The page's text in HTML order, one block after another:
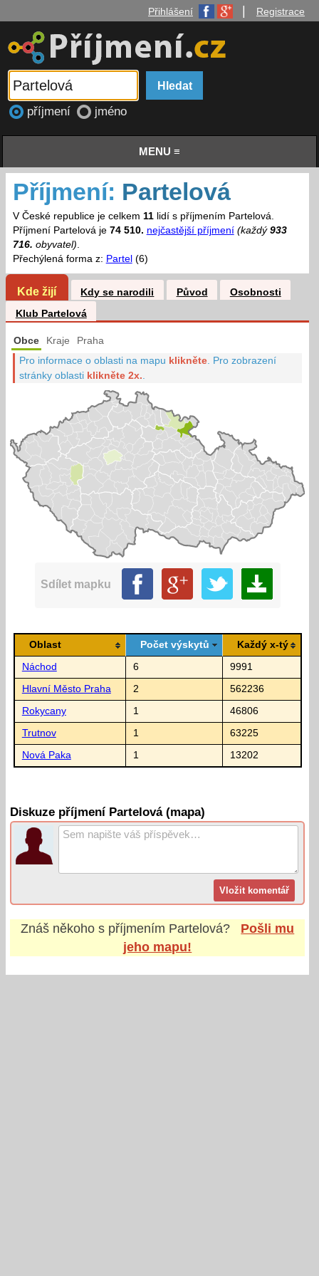
Přihlášení Registrace
příjmení jméno
MENU ≡
Příjmení: Partelová
V České republice je celkem 11lidí s příjmením Partelová.
Příjmení Partelová je 74 510. nejčastější příjmení (každý 933
716. obyvatel).
Přechýlená forma z: Partel (6)
Kde žijí Kdy se narodili Původ
Osobnosti
Klub Partelová
Obce Kraje Praha
Pro informace o oblasti na mapu klikněte Pro zobrazení
stránky oblasti klikněte 2x.
Sdílet mapku
Oblast Počet výskytů Každý x-tý
Náchod 6 9991
Hlavní Město Praha 2 562236
Rokycany 1 46806
Trutnov 1 63225
Nová Paka 1 13202
Diskuze příjmení Partelová (mapa)
Znáš někoho s příjmením Partelová?
Pošli mu
jeho mapu!